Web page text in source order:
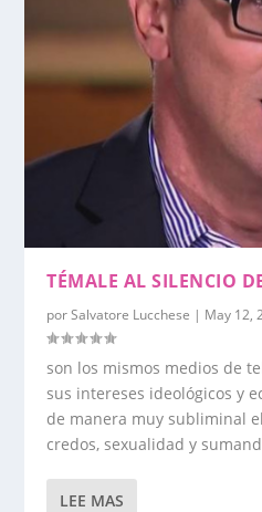
TÉMALE AL SILENCIO
porSalvatore Lucchese | May 12,
son los mismos medios de
sus intereses ideológicos y
de manera muy subliminal
credos, sexualidad y
LEE MAS